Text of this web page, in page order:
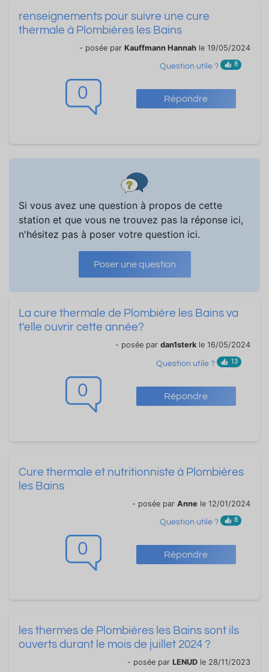
0 Répondre
renseignements pour suivre une cure
thermale à Plombières les Bains
- posée par Kauffmann Hannah le 19/05/2024
Question utile ? 8
Si vous avez une question à propos de cette
station et que vous ne trouvez pas la réponse ici,
n'hésitez pas à poser votre question ici.
Poser une question
0 Répondre
La cure thermale de Plombière les Bains va
t'elle ouvrir cette année?
- posée par dan1sterk le 16/05/2024
Question utile ? 13
0 Répondre
Cure thermale et nutritionniste à Plombières
les Bains
- posée par Anne le 12/01/2024
Question utile ? 8
les thermes de Plombières les Bains sont ils
ouverts durant le mois de juillet 2024 ?
- posée par LENUD le 28/11/2023